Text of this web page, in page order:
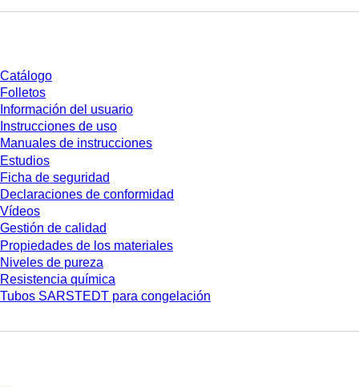
Catálogo
Folletos
Información del usuario
Instrucciones de uso
Manuales de instrucciones
Estudios
Ficha de seguridad
Declaraciones de conformidad
Vídeos
Gestión de calidad
Propiedades de los materiales
Niveles de pureza
Resistencia química
Tubos SARSTEDT para congelación